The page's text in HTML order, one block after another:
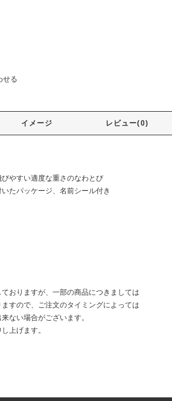
せる
イメージ レビュー(0)
やすい適度な重さのなわとび
たパッケージ、名前シール付き
おりますが、一部の商品につきましては
すので、ご注文のタイミングによっては
ない場合がございます。
上げます。